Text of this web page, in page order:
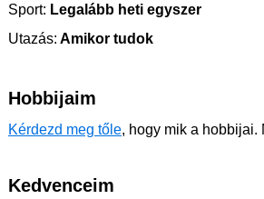
Sport: Legalább heti egyszer
Utazás: Amikor tudok
Hobbijaim
Kérdezd meg tőle, hogy mik a hobbijai.
Kedvenceim